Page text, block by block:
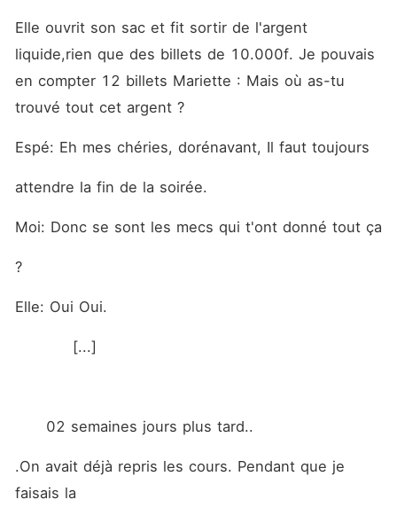
Elle ouvrit son sac et fit sortir de l'argent
liquide,rien que des billets de 10.000f. Je pouvais
en compter 12 billets Mariette : Mais où as-tu
trouvé tout cet argent ?
Espé: Eh mes chéries, dorénavant, Il faut toujours
attendre la fin de la soirée.
Moi: Donc se sont les mecs qui t'ont donné tout ça
?
Elle: Oui Oui.
           [...]
      02 semaines jours plus tard..
.On avait déjà repris les cours. Pendant que je
faisais la